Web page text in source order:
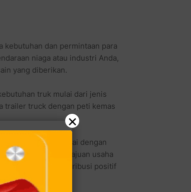
kebutuhan dan permintaan para
niaga atau industri Anda,
yang diberikan.
truk mulai dari jenis
trailer truck dengan peti kemas
kami sediakan sesuai dengan
lakukan demi kemajuan usaha
memberikan kontribusi positif
×